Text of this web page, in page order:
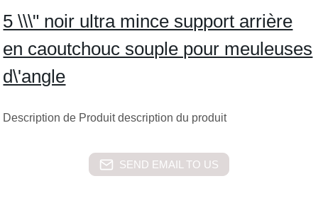
5 \\\" noir ultra mince support arrière
en caoutchouc souple pour meuleuses
d\'angle
Description de Produit description du produit
SEND EMAIL TO US